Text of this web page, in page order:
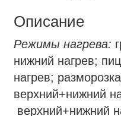
Описание
Режимы нагрева:
нижний нагрев;
нагрев;
верхний+нижний
верхний+нижний